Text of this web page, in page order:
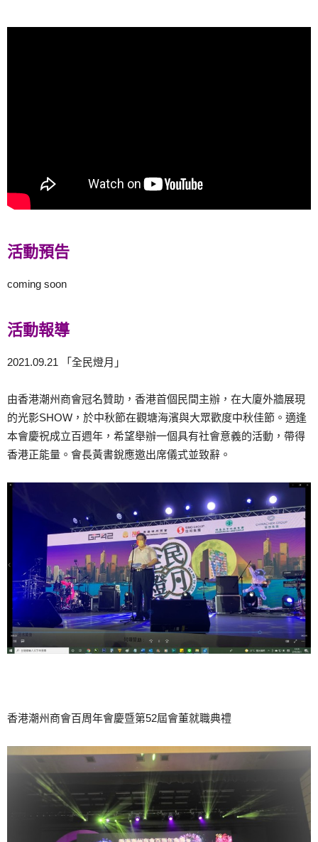
活動預告
coming soon
活動報導
2021.09.21 「全民燈月」
由香港潮州商會冠名贊助，香港首個民間主辦，在大廈外牆展現
的光影SHOW，於中秋節在觀塘海濱與大眾歡度中秋佳節。適逢
本會慶祝成立百週年，希望舉辦一個具有社會意義的活動，帶得
香港正能量。會長黃書銳應邀出席儀式並致辭。
香港潮州商會百周年會慶暨第52屆會董就職典禮